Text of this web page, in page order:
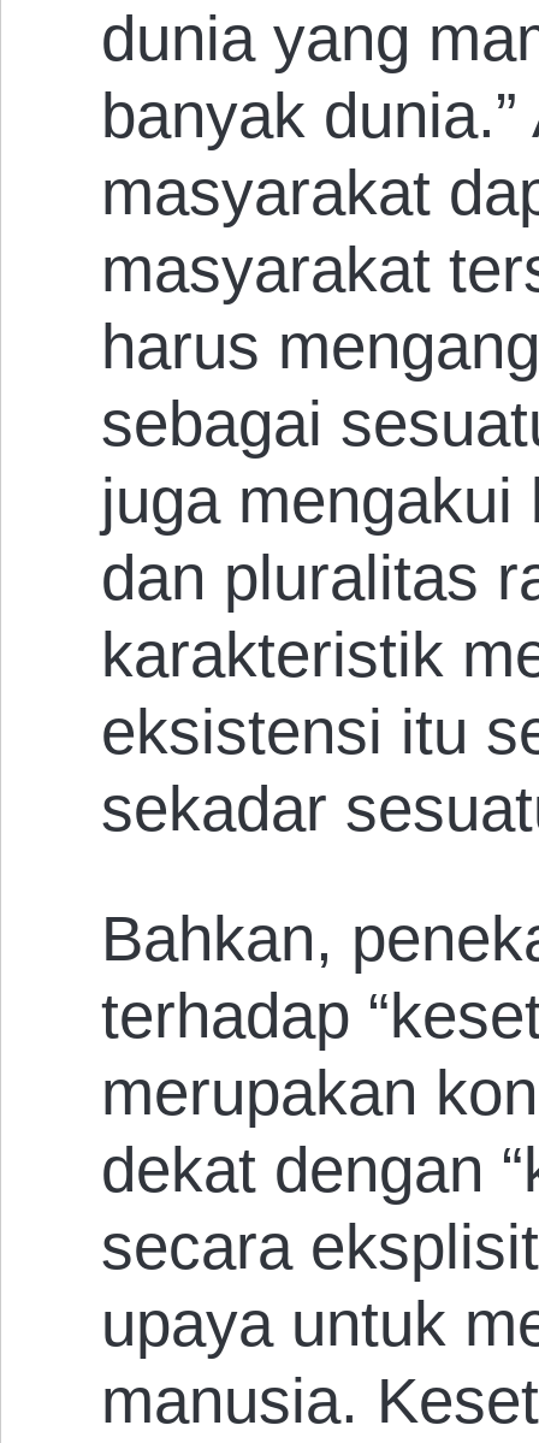
dunia yang
banyak
masyarakat
masyarakat
harus
sebagai
juga mengakui
dan pluralitas
karakteristik
eksistensi itu
sekadar
Bahkan,
terhadap
merupakan
dekat dengan
secara
upaya untuk
manusia.